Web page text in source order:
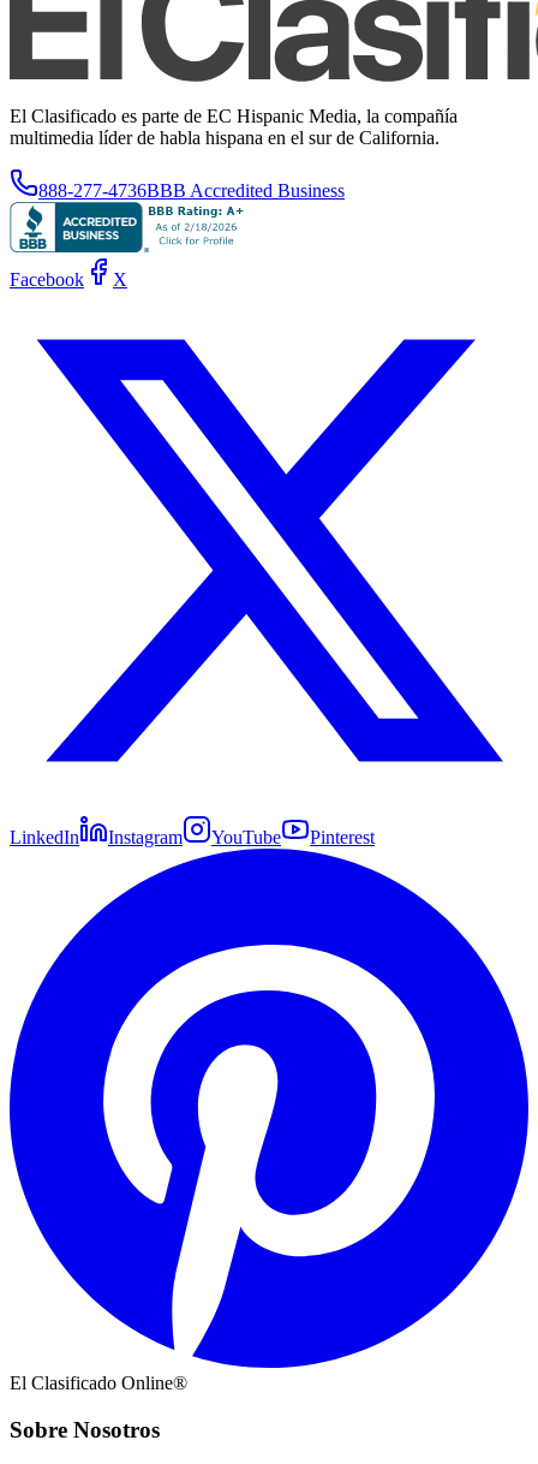
El Clasificado es parte de EC Hispanic Media, la compañía
multimedia líder de habla hispana en el sur de California.
888-277-4736BBB Accredited Business
Facebook X
LinkedIn Instagram YouTube Pinterest
El Clasificado Online®
Sobre Nosotros